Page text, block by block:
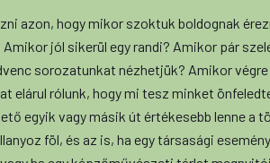
azon, hogy mikor szoktuk boldognak
jól sikerül egy randi? Amikor pár
sorozatunkat nézhetjük? Amikor végre
elárul rólunk, hogy mi tesz minket
egyik vagy másik út értékesebb lenne a
föl, és az is, ha egy társasági